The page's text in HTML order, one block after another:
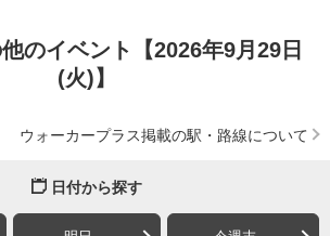
のイベント【2026年9月29日
(火)】
ウォーカープラス掲載の駅・路線について
日付から探す